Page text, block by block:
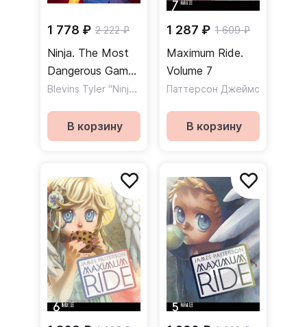
1 778 ₽ 2 222 ₽
Ninja. The Most
Dangerous Game.
A Graphic NovelBlevins Tyler "Ninja" Jordan Justin
В корзину
1 287 ₽ 1 609 ₽
Maximum Ride.
Volume 7
Паттерсон Джеймс
В корзину